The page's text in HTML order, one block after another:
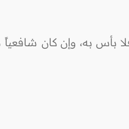
بأس به، وإن كان